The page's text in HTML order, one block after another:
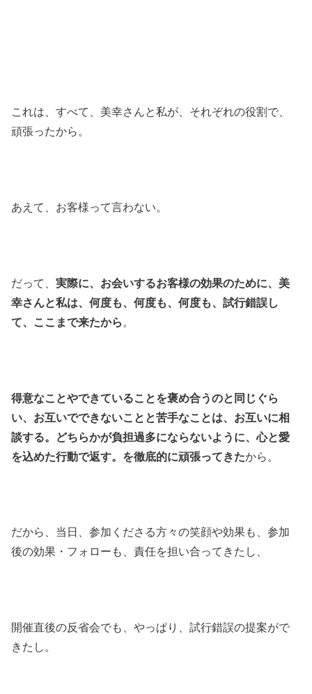
これは、すべて、美幸さんと私が、それぞれの役割で、
頑張ったから。
あえて、お客様って言わない。
だって、実際に、お会いするお客様の効果のために、美
幸さんと私は、何度も、何度も、何度も、試行錯誤し
て、ここまで来たから 。
得意なことやできていることを褒め合うのと同じぐら
い、 お互いでできないことと苦手なことは、 お互いに相
談する。どちらかが負担過多にならないように、心と愛
を込めた行動で返す。を徹底的に頑張ってきたから。
だから、当日、参加くださる方々の笑顔や効果も、参加
後の効果・フォローも、責任を担い合ってきたし、
開催直後の反省会でも、やっぱり、試行錯誤の提案がで
きたし。